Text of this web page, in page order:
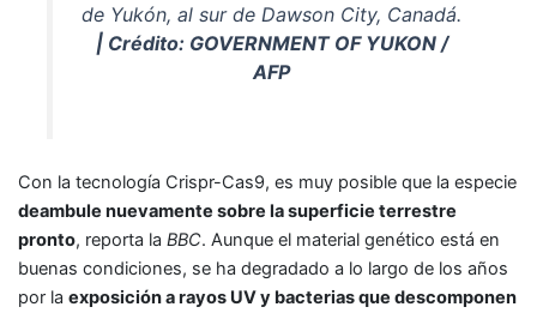
de Yukón, al sur de Dawson City, Canadá.
| Crédito: GOVERNMENT OF YUKON /
AFP
Con la tecnología Crispr-Cas9, es muy posible que la especie
deambule nuevamente sobre la superficie terrestre
pronto, reporta la BBC. Aunque el material genético está en
buenas condiciones, se ha degradado a lo largo de los años
por la exposición a rayos UV y bacterias que descomponen